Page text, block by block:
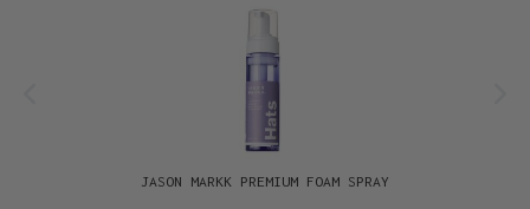
JASON MARKK PREMIUM FOAM SPRAY